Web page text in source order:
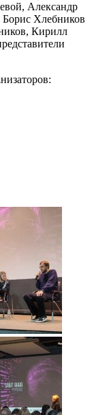
Александр
Хлебников
Кирилл